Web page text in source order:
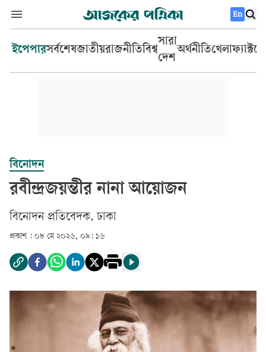
En
ইপেপারসর্বশেষজাতীয়রাজনীতিবিশ্ব
সারা
দেশ
অর্থনীতিখেলা
বিনোদন
রবীন্দ্রজয়ন্তীর নানা আয়োজন
বিনোদন প্রতিবেদক, ঢাকা
প্রকাশ : ০৮ মে ২০২৬, ০৯: ১৬